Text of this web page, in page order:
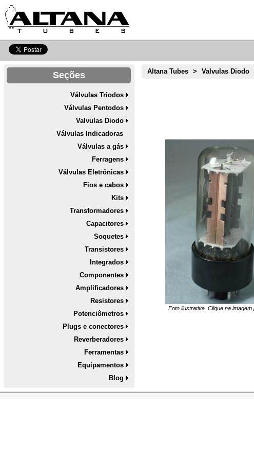
Seções
Válvulas Triodos
Válvulas Pentodos
Valvulas Diodo
Válvulas Indicadoras
Válvulas a gás
Ferragens
Válvulas Eletrônicas
Fios e cabos
Kits
Transformadores
Capacitores
Soquetes
Transistores
Integrados
Componentes
Amplificadores
Resistores
Potenciômetros
Plugs e conectores
Reverberadores
Ferramentas
Equipamentos
Blog
Altana Tubes > Valvulas Diodo
Foto ilustrativa. Clique na imagem